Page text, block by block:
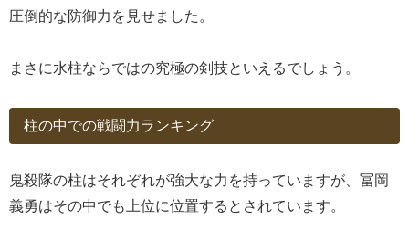
圧倒的な防御力を見せました。
まさに水柱ならではの究極の剣技といえるでしょう。
柱の中での戦闘力ランキング
鬼殺隊の柱はそれぞれが強大な力を持っていますが、冨岡
義勇はその中でも上位に位置するとされています。